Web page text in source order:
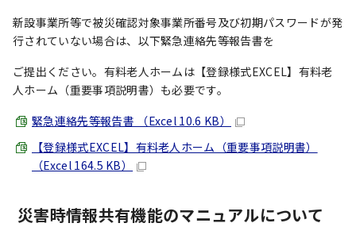
新設事業所等で被災確認対象事業所番号及び初期パスワードが発
行されていない場合は、以下緊急連絡先等報告書を
ご提出ください。有料老人ホームは【登録様式EXCEL】有料老
人ホーム（重要事項説明書）も必要です。
緊急連絡先等報告書 （Excel 10.6 KB）
【登録様式EXCEL】有料老人ホーム（重要事項説明書）
（Excel 164.5 KB）
災害時情報共有機能のマニュアルについて